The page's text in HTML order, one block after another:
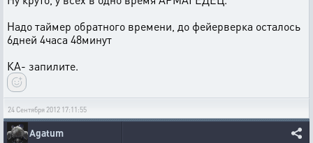
Надо таймер обратного времени, до фейерверка осталось
6дней 4часа 48минут
КА- запилите.
24 Сентября 2012 17:11:55
Agatum